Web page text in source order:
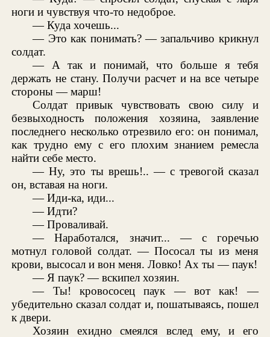
ноги и чувствуя что-то недоброе.
— Куда хочешь...
— Это как понимать? — запальчиво крикнул
солдат.
— А так и понимай, что больше я тебя
держать не стану. Получи расчет и на все четыре
стороны — марш!
Солдат привык чувствовать свою силу и
безвыходность положения хозяина, заявление
последнего несколько отрезвило его: он понимал,
как трудно ему с его плохим знанием ремесла
найти себе место.
— Ну, это ты врешь!.. — с тревогой сказал
он, вставая на ноги.
— Иди-ка, иди...
— Идти?
— Проваливай.
— Наработался, значит... — с горечью
мотнул головой солдат. — Пососал ты из меня
крови, высосал и вон меня. Ловко! Ах ты — паук!
— Я паук? — вскипел хозяин.
— Ты! кровососец паук — вот как! —
убедительно сказал солдат и, пошатываясь, пошел
к двери.
Хозяин ехидно смеялся вслед ему, и его